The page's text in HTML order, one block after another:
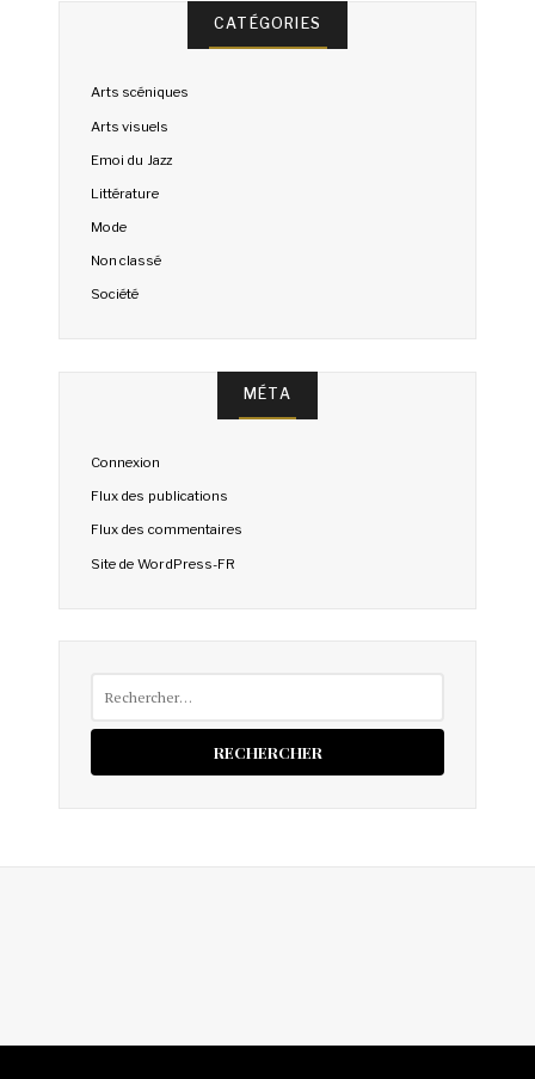
CATÉGORIES
Arts scéniques
Arts visuels
Emoi du Jazz
Littérature
Mode
Non classé
Société
MÉTA
Connexion
Flux des publications
Flux des commentaires
Site de WordPress-FR